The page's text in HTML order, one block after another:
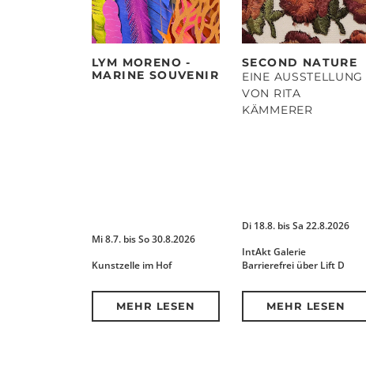
LYM MORENO -
MARINE SOUVENIR
Mi 8.7. bis So 30.8.2026
Kunstzelle im Hof
MEHR LESEN
SECOND NATURE
EINE AUSSTELLUNG
VON RITA
KÄMMERER
Di 18.8. bis Sa 22.8.2026
IntAkt Galerie
Barrierefrei über Lift D
MEHR LESEN